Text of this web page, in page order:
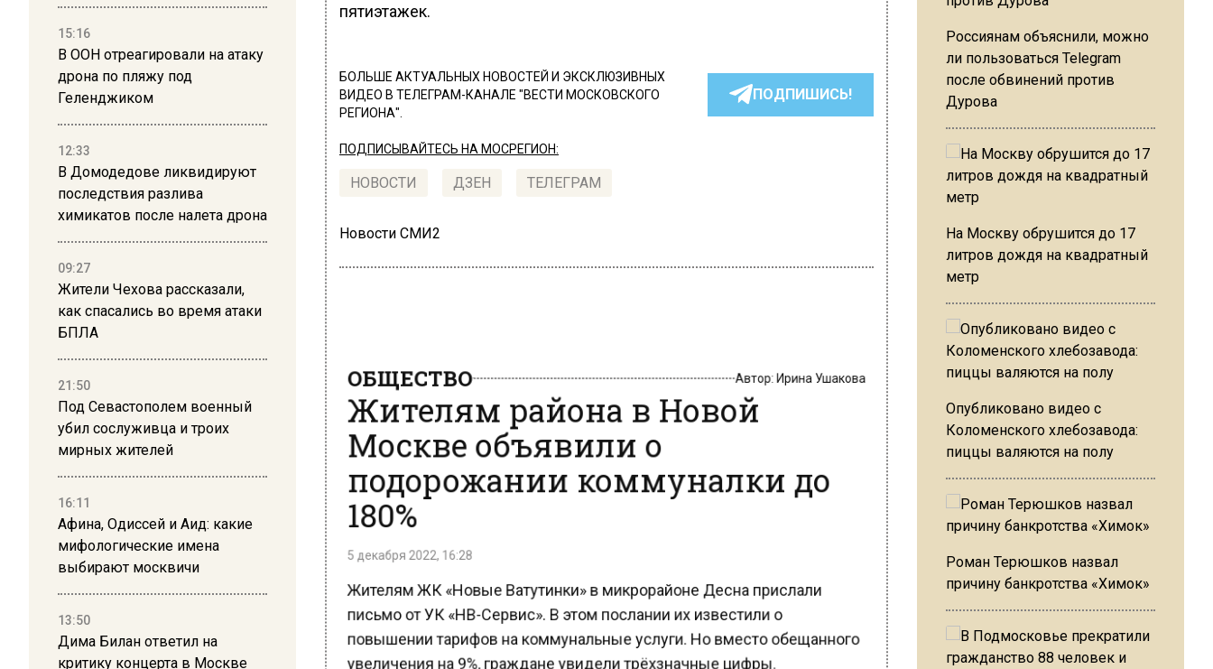
15:16
В ООН отреагировали на атаку
дрона по пляжу под
Геленджиком
12:33
В Домодедове ликвидируют
последствия разлива
химикатов после налета дрона
09:27
Жители Чехова рассказали,
как спасались во время атаки
БПЛА
21:50
Под Севастополем военный
убил сослуживца и троих
мирных жителей
16:11
Афина, Одиссей и Аид: какие
мифологические имена
выбирают москвичи
13:50
Дима Билан ответил на
критику концерта в Москве
пятиэтажек.
БОЛЬШЕ АКТУАЛЬНЫХ НОВОСТЕЙ И ЭКСКЛЮЗИВНЫХ
ВИДЕО В ТЕЛЕГРАМ-КАНАЛЕ "ВЕСТИ МОСКОВСКОГО
РЕГИОНА".
ПОДПИШИСЬ!
ПОДПИСЫВАЙТЕСЬ НА МОСРЕГИОН:
НОВОСТИ ДЗЕН ТЕЛЕГРАМ
Новости СМИ2
Жителям района в Новой
Москве объявили о
подорожании коммуналки до
180%
Жителям ЖК «Новые Ватутинки» в микрорайоне Десна прислали
письмо от УК «НВ-Сервис». В этом послании их известили о
повышении тарифов на коммунальные услуги. Но вместо обещанного
увеличения на 9%, граждане увидели трёхзначные цифры.
Россиянам объяснили, можно
ли пользоваться Telegram
после обвинений против
Дурова
На Москву обрушится до 17
литров дождя на квадратный
метр
Опубликовано видео с
Коломенского хлебозавода:
пиццы валяются на полу
Роман Терюшков назвал
причину банкротства «Химок»